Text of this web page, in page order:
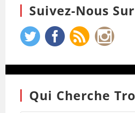
Suivez-Nous Sur
Qui Cherche